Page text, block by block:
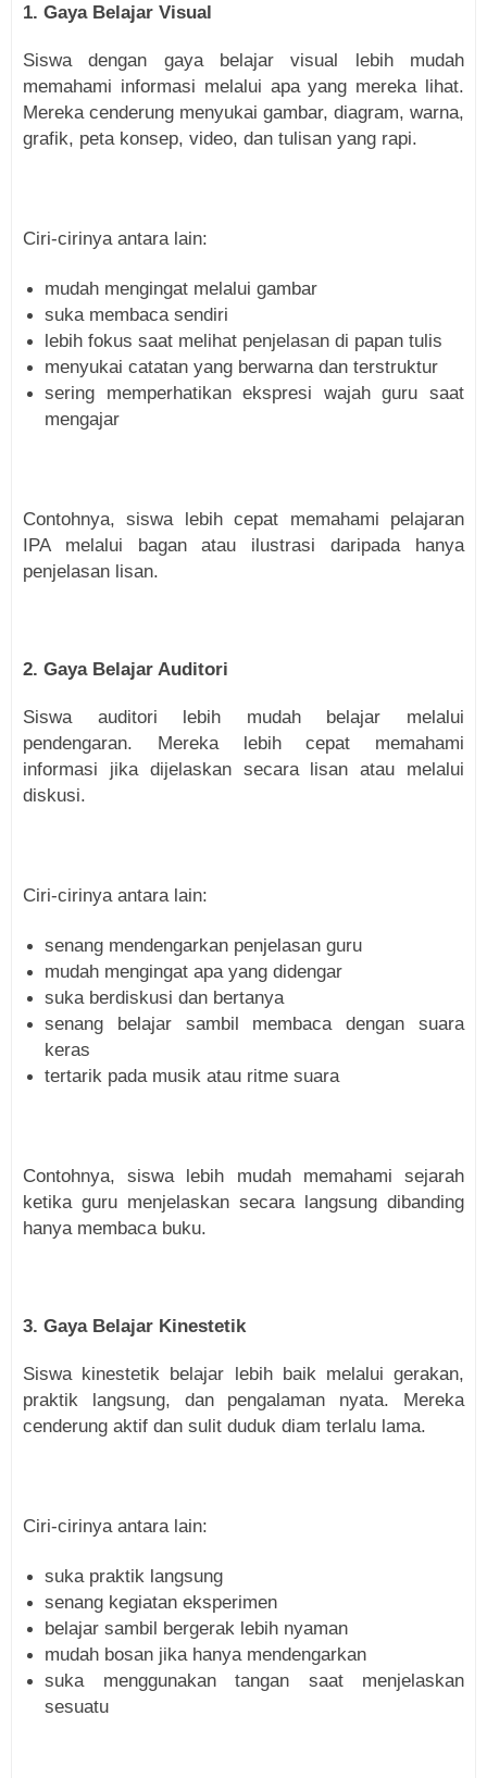
1. Gaya Belajar Visual
Siswa dengan gaya belajar visual lebih mudah
memahami informasi melalui apa yang mereka lihat.
Mereka cenderung menyukai gambar, diagram, warna,
grafik, peta konsep, video, dan tulisan yang rapi.
Ciri-cirinya antara lain:
mudah mengingat melalui gambar
suka membaca sendiri
lebih fokus saat melihat penjelasan di papan tulis
menyukai catatan yang berwarna dan terstruktur
sering memperhatikan ekspresi wajah guru saat
mengajar
Contohnya, siswa lebih cepat memahami pelajaran
IPA melalui bagan atau ilustrasi daripada hanya
penjelasan lisan.
2. Gaya Belajar Auditori
Siswa auditori lebih mudah belajar melalui
pendengaran. Mereka lebih cepat memahami
informasi jika dijelaskan secara lisan atau melalui
diskusi.
Ciri-cirinya antara lain:
senang mendengarkan penjelasan guru
mudah mengingat apa yang didengar
suka berdiskusi dan bertanya
senang belajar sambil membaca dengan suara
keras
tertarik pada musik atau ritme suara
Contohnya, siswa lebih mudah memahami sejarah
ketika guru menjelaskan secara langsung dibanding
hanya membaca buku.
3. Gaya Belajar Kinestetik
Siswa kinestetik belajar lebih baik melalui gerakan,
praktik langsung, dan pengalaman nyata. Mereka
cenderung aktif dan sulit duduk diam terlalu lama.
Ciri-cirinya antara lain:
suka praktik langsung
senang kegiatan eksperimen
belajar sambil bergerak lebih nyaman
mudah bosan jika hanya mendengarkan
suka menggunakan tangan saat menjelaskan
sesuatu